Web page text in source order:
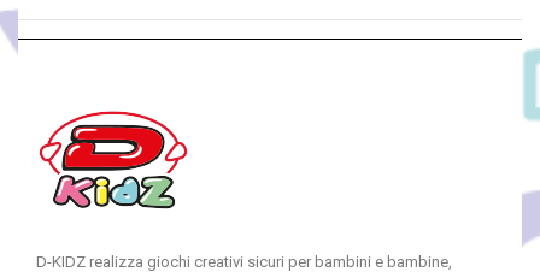
D-KIDZ realizza giochi creativi sicuri per bambini e bambine,